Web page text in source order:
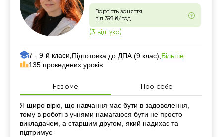
Вартість заняття
від 398 ₴/год
(3 відгука)
7 - 9-й класи, Підготовка до ДПА (9 клас), Більше
135 проведених уроків
Резюме Про себе
Резюме
Я щиро вірю, що навчання має бути в задоволення,
тому в роботі з учнями намагаюся бути не просто
викладачем, а старшим другом, який надихає та
підтримує